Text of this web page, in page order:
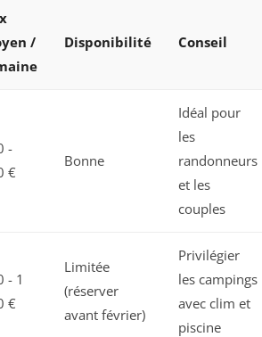
/
Disponibilité Conseil
-
€
Bonne
Idéal pour
les
randonneurs
et les
couples
- 1
€
Limitée
(réserver
avant février)
Privilégier
les campings
avec clim et
piscine